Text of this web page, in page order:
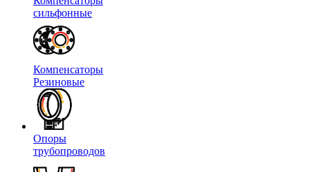
сильфонные
Компенсаторы
Резиновые
Опоры
трубопроводов